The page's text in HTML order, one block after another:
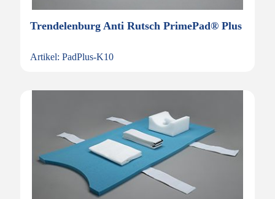
Trendelenburg Anti Rutsch PrimePad® Plus
Artikel: PadPlus-K10